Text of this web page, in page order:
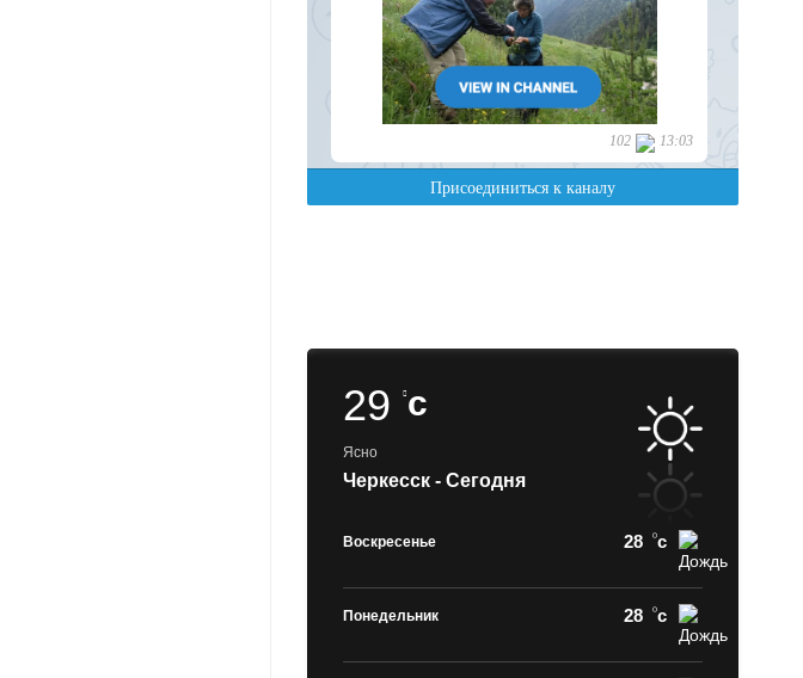
29c
Ясно
Черкесск - Сегодня
Воскресенье 28 c
Понедельник 28 c